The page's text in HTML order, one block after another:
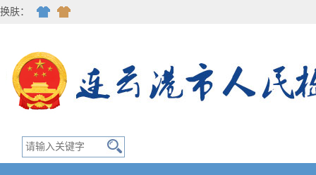
换肤：